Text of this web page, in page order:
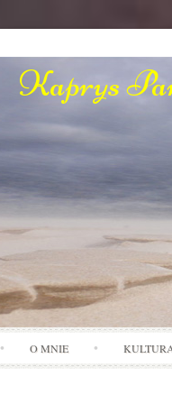
Kaprys
O MNIE